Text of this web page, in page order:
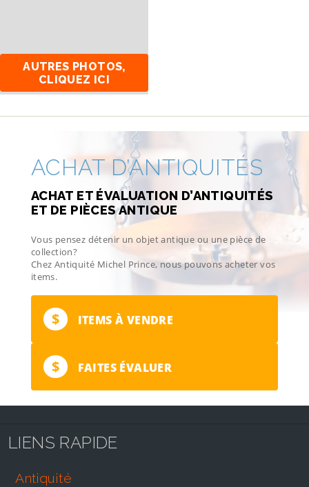
AUTRES PHOTOS,
CLIQUEZ ICI
ACHAT D’ANTIQUITÉS
ACHAT ET ÉVALUATION D’ANTIQUITÉS
ET DE PIÈCES ANTIQUE
Vous pensez détenir un objet antique ou une pièce de
collection?
Chez Antiquité Michel Prince, nous pouvons acheter vos
items.
$ ITEMS À VENDRE
$ FAITES ÉVALUER
LIENS RAPIDE
antiquité